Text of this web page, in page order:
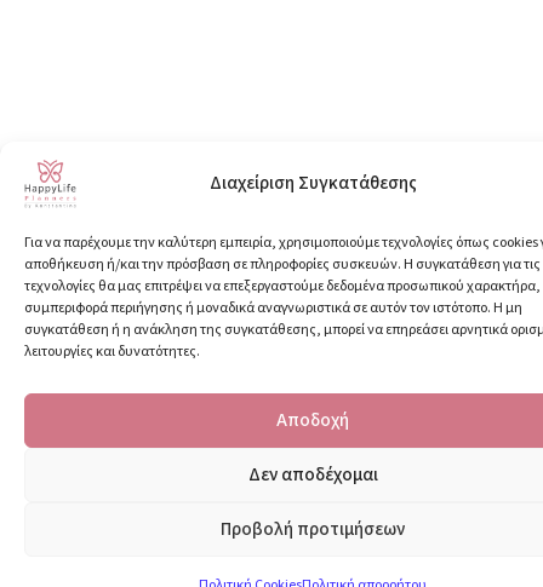
Διαχείριση Συγκατάθεσης
Για να παρέχουμε την καλύτερη εμπειρία, χρησιμοποιούμε τεχνολογίες όπως cookies
αποθήκευση ή/και την πρόσβαση σε πληροφορίες συσκευών. Η συγκατάθεση για
τεχνολογίες θα μας επιτρέψει να επεξεργαστούμε δεδομένα προσωπικού
συμπεριφορά περιήγησης ή μοναδικά αναγνωριστικά σε αυτόν τον ιστότοπο. Η μη
συγκατάθεση ή η ανάκληση της συγκατάθεσης, μπορεί να επηρεάσει αρνητικά
λειτουργίες και δυνατότητες.
Αποδοχή
Δεν αποδέχομαι
Προβολή προτιμήσεων